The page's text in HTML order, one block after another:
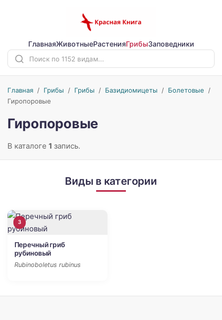
ГлавнаяЖивотныеРастенияГрибыЗаповедники
Главная / Грибы / Грибы / Базидиомицеты / Болетовые /
Гиропоровые
Гиропоровые
В каталоге 1 запись.
Виды в категории
3
Перечный гриб
рубиновый
Rubinoboletus rubinus